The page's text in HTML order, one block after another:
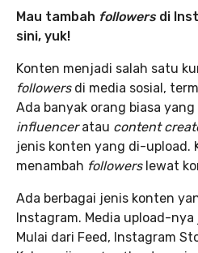
Mau tambah followersdi
sini, yuk!
Konten menjadi salah satu
followersdi media sosial,
Ada banyak orang biasa
influenceratau content
jenis konten yang di-upload.
menambah followerslewat
Ada berbagai jenis konten
Instagram. Media upload-
Mulai dari Feed, Instagram